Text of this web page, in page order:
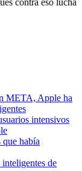
META, Apple ha
intensivos
había
de